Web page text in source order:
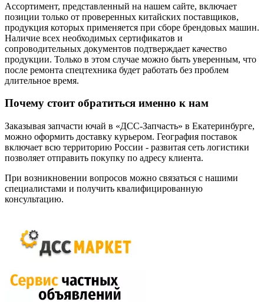
Ассортимент, представленный на нашем сайте, включает
позиции только от проверенных китайских поставщиков,
продукция которых применяется при сборе брендовых машин.
Наличие всех необходимых сертификатов и
сопроводительных документов подтверждает качество
продукции. Только в этом случае можно быть уверенным, что
после ремонта спецтехника будет работать без проблем
длительное время.
Почему стоит обратиться именно к нам
Заказывая запчасти ючай в «ДСС-Запчасть» в Екатеринбурге,
можно оформить доставку курьером. География поставок
включает всю территорию России - развитая сеть логистики
позволяет отправить покупку по адресу клиента.
При возникновении вопросов можно связаться с нашими
специалистами и получить квалифицированную
консультацию.